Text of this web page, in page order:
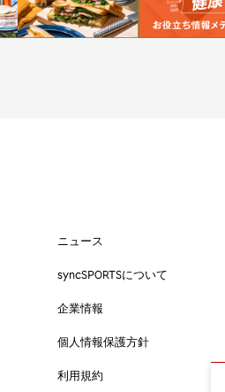
ニュース
syncSPORTSについて
企業情報
個人情報保護方針
利用規約